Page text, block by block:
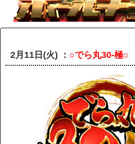
2月11日(火) ： ○でら丸30-極○